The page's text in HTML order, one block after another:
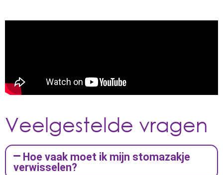
Veelgestelde vragen
Hoe vaak moet ik mijn stomazakje
verwisselen?